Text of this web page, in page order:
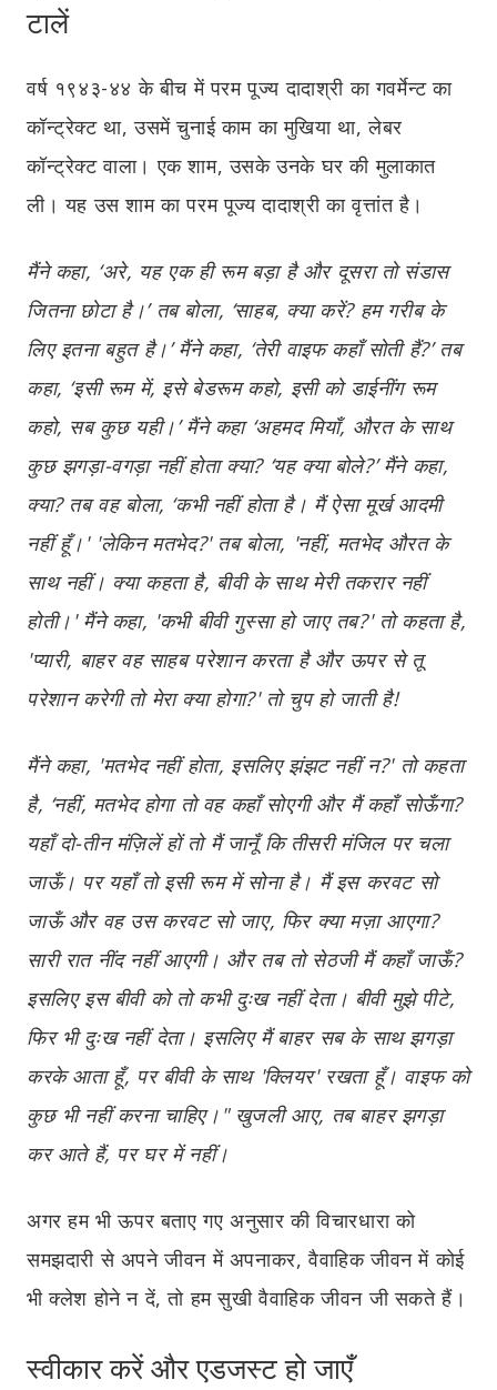
टालें
वर्ष १९४३-४४ के बीच में परम पूज्य दादाश्री का गवर्मेन्ट का
कॉन्ट्रेक्ट था, उसमें चुनाई काम का मुखिया था, लेबर
कॉन्ट्रेक्ट वाला। एक शाम, उसके उनके घर की मुलाकात
ली। यह उस शाम का परम पूज्य दादाश्री का वृत्तांत है।
मैंने कहा, ‘अरे, यह एक ही रूम बड़ा है और दूसरा तो संडास
जितना छोटा है।’ तब बोला, ‘साहब, क्या करें? हम गरीब के
लिए इतना बहुत है।’ मैंने कहा, ‘तेरी वाइफ कहाँ सोती हैं?’ तब
कहा, ‘इसी रूम में, इसे बेडरूम कहो, इसी को डाईनींग रूम
कहो, सब कुछ यही।’ मैंने कहा ‘अहमद मियाँ, औरत के साथ
कुछ झगड़ा-वगड़ा नहीं होता क्या? ‘यह क्या बोले?’ मैंने कहा,
क्या? तब वह बोला, ‘कभी नहीं होता है। मैं ऐसा मूर्ख आदमी
नहीं हूँ।' 'लेकिन मतभेद?' तब बोला, 'नहीं, मतभेद औरत के
साथ नहीं। क्या कहता है, बीवी के साथ मेरी तकरार नहीं
होती।' मैंने कहा, 'कभी बीवी गुस्सा हो जाए तब?' तो कहता है,
'प्यारी, बाहर वह साहब परेशान करता है और ऊपर से तू
परेशान करेगी तो मेरा क्या होगा?' तो चुप हो जाती है!
मैंने कहा, 'मतभेद नहीं होता, इसलिए झंझट नहीं न?' तो कहता
है, ‘नहीं, मतभेद होगा तो वह कहाँ सोएगी और मैं कहाँ सोऊँगा?
यहाँ दो-तीन मंज़िलें हों तो मैं जानूँ कि तीसरी मंजिल पर चला
जाऊँ। पर यहाँ तो इसी रूम में सोना है। मैं इस करवट सो
जाऊँ और वह उस करवट सो जाए, फिर क्या मज़ा आएगा?
सारी रात नींद नहीं आएगी। और तब तो सेठजी मैं कहाँ जाऊँ?
इसलिए इस बीवी को तो कभी दुःख नहीं देता। बीवी मुझे पीटे,
फिर भी दुःख नहीं देता। इसलिए मैं बाहर सब के साथ झगड़ा
करके आता हूँ, पर बीवी के साथ 'क्लियर' रखता हूँ। वाइफ को
कुछ भी नहीं करना चाहिए।" खुजली आए, तब बाहर झगड़ा
कर आते हैं, पर घर में नहीं।
अगर हम भी ऊपर बताए गए अनुसार की विचारधारा को
समझदारी से अपने जीवन में अपनाकर, वैवाहिक जीवन में कोई
भी क्लेश होने न दें, तो हम सुखी वैवाहिक जीवन जी सकते हैं।
स्वीकार करें और एडजस्ट हो जाएँ